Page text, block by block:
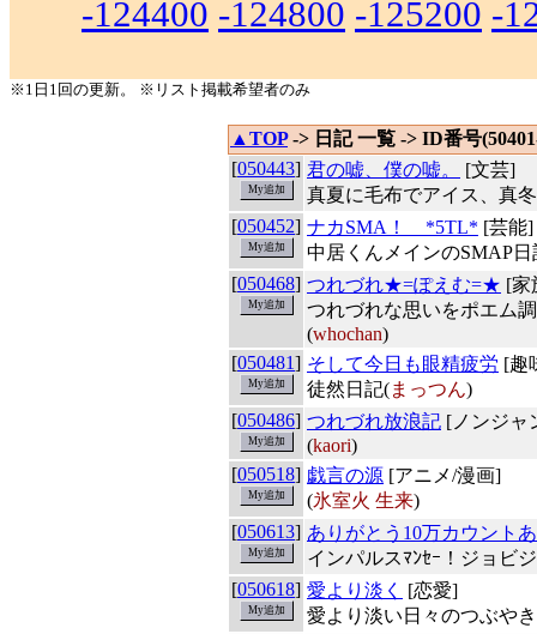
-124400 -124800 -125200 -
※1日1回の更新。 ※リスト掲載希望者のみ
▲TOP-> 日記 一覧 -> ID番号
[050443] 君の嘘、僕の嘘。
[文芸]
真夏に毛布でアイス、真
[050452] ナカSMA！ *5TL* [芸能]
中居くんメインのSMAP
[050468] つれづれ★=ぽえむ=★ [家
つれづれな思いをポエム
(whochan)
[050481] そして今日も眼精疲労 [趣
徒然日記(まっつん)
[050486] つれづれ放浪記 [ノンジャ
(kaori)
[050518] 戯言の源 [アニメ/漫画]
(氷室火 生来)
[050613] ありがとう10万カウント
インパルスﾏﾝｾｰ！ジョビ
[050618] 愛より淡く
[恋愛]
愛より淡い日々のつぶや